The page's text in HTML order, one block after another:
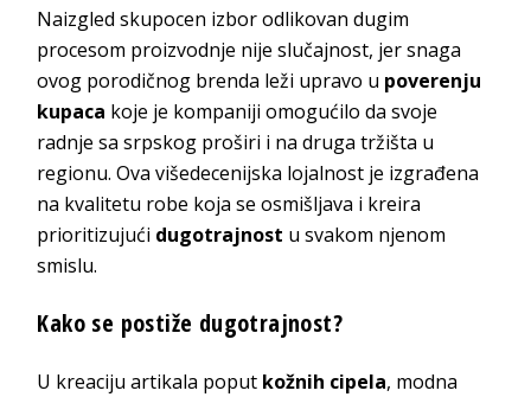
Naizgled skupocen izbor odlikovan dugim
procesom proizvodnje nije slučajnost, jer snaga
ovog porodičnog brenda leži upravo u poverenju
kupaca koje je kompaniji omogućilo da svoje
radnje sa srpskog proširi i na druga tržišta u
regionu. Ova višedecenijska lojalnost je izgrađena
na kvalitetu robe koja se osmišljava i kreira
prioritizujući dugotrajnost u svakom njenom
smislu.
Kako se postiže dugotrajnost?
U kreaciju artikala poput kožnih cipela, modna